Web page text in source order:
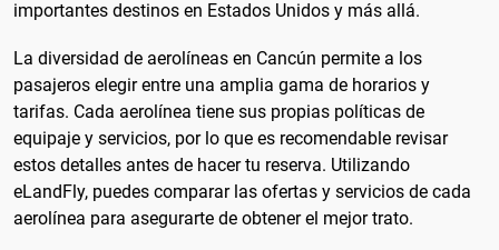
importantes destinos en Estados Unidos y más allá.
La diversidad de aerolíneas en Cancún permite a los
pasajeros elegir entre una amplia gama de horarios y
tarifas. Cada aerolínea tiene sus propias políticas de
equipaje y servicios, por lo que es recomendable revisar
estos detalles antes de hacer tu reserva. Utilizando
eLandFly, puedes comparar las ofertas y servicios de cada
aerolínea para asegurarte de obtener el mejor trato.